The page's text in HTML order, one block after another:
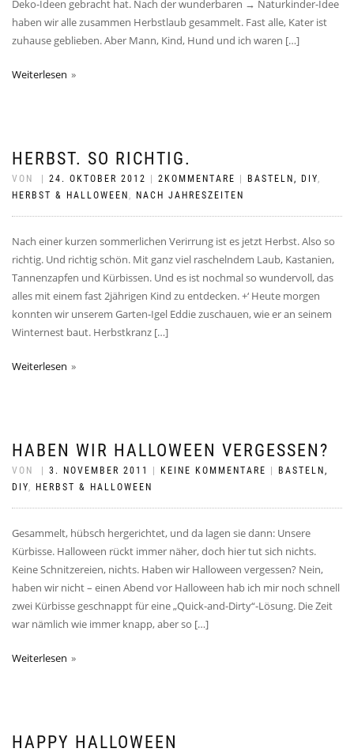
Deko-Ideen gebracht hat. Nach der wunderbaren → Naturkinder-Idee
haben wir alle zusammen Herbstlaub gesammelt. Fast alle, Kater ist
zuhause geblieben. Aber Mann, Kind, Hund und ich waren […]
Weiterlesen
HERBST. SO RICHTIG.
VON 24. OKTOBER 2012 2KOMMENTARE BASTELN, DIY,
HERBST & HALLOWEEN , NACH JAHRESZEITEN
Nach einer kurzen sommerlichen Verirrung ist es jetzt Herbst. Also so
richtig. Und richtig schön. Mit ganz viel raschelndem Laub, Kastanien,
Tannenzapfen und Kürbissen. Und es ist nochmal so wundervoll, das
alles mit einem fast 2jährigen Kind zu entdecken. +‘ Heute morgen
konnten wir unserem Garten-Igel Eddie zuschauen, wie er an seinem
Winternest baut. Herbstkranz […]
Weiterlesen
HABEN WIR HALLOWEEN VERGESSEN?
VON 3. NOVEMBER 2011 KEINE KOMMENTARE
BASTELN,
DIY, HERBST & HALLOWEEN
Gesammelt, hübsch hergerichtet, und da lagen sie dann: Unsere
Kürbisse. Halloween rückt immer näher, doch hier tut sich nichts.
Keine Schnitzereien, nichts. Haben wir Halloween vergessen? Nein,
haben wir nicht – einen Abend vor Halloween hab ich mir noch schnell
zwei Kürbisse geschnappt für eine „Quick-and-Dirty“-Lösung. Die Zeit
war nämlich wie immer knapp, aber so […]
Weiterlesen
HAPPY HALLOWEEN